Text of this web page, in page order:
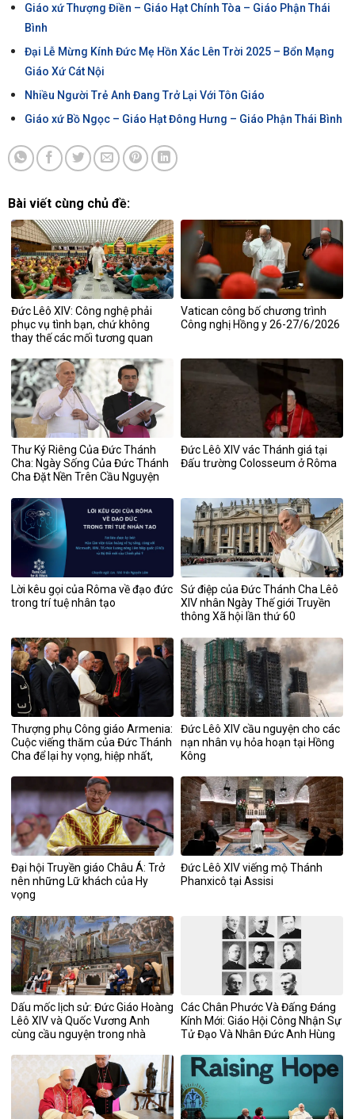
Giáo xứ Thượng Điền – Giáo Hạt Chính Tòa – Giáo Phận Thái
Bình
Đại Lễ Mừng Kính Đức Mẹ Hồn Xác Lên Trời 2025 – Bổn Mạng
Giáo Xứ Cát Nội
Nhiều Người Trẻ Anh Đang Trở Lại Với Tôn Giáo
Giáo xứ Bồ Ngọc – Giáo Hạt Đông Hưng – Giáo Phận Thái Bình
Bài viết cùng chủ đề:
Đức Lêô XIV: Công nghệ phải
phục vụ tình bạn, chứ không
thay thế các mối tương quan
Vatican công bố chương trình
Công nghị Hồng y 26-27/6/2026
Thư Ký Riêng Của Đức Thánh
Cha: Ngày Sống Của Đức Thánh
Cha Đặt Nền Trên Cầu Nguyện
Đức Lêô XIV vác Thánh giá tại
Đấu trường Colosseum ở Rôma
Lời kêu gọi của Rôma về đạo đức
trong trí tuệ nhân tạo
Sứ điệp của Đức Thánh Cha Lêô
XIV nhân Ngày Thế giới Truyền
thông Xã hội lần thứ 60
Thượng phụ Công giáo Armenia:
Cuộc viếng thăm của Đức Thánh
Cha để lại hy vọng, hiệp nhất,
Đức Lêô XIV cầu nguyện cho các
nạn nhân vụ hỏa hoạn tại Hồng
Kông
Đại hội Truyền giáo Châu Á: Trở
nên những Lữ khách của Hy
vọng
Đức Lêô XIV viếng mộ Thánh
Phanxicô tại Assisi
Dấu mốc lịch sử: Đức Giáo Hoàng
Lêô XIV và Quốc Vương Anh
cùng cầu nguyện trong nhà
Các Chân Phước Và Đấng Đáng
Kính Mới: Giáo Hội Công Nhận Sự
Tử Đạo Và Nhân Đức Anh Hùng